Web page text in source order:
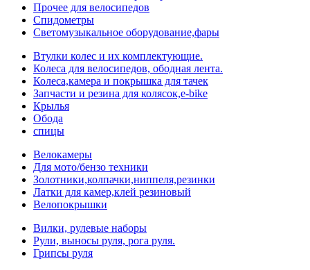
Прочее для велосипедов
Спидометры
Светомузыкальное оборудование,фары
Втулки колес и их комплектующие.
Колеса для велосипедов, ободная лента.
Колеса,камера и покрышка для тачек
Запчасти и резина для колясок,e-bike
Крылья
Обода
спицы
Велокамеры
Для мото/бензо техники
Золотники,колпачки,ниппеля,резинки
Латки для камер,клей резиновый
Велопокрышки
Вилки, рулевые наборы
Рули, выносы руля, рога руля.
Грипсы руля